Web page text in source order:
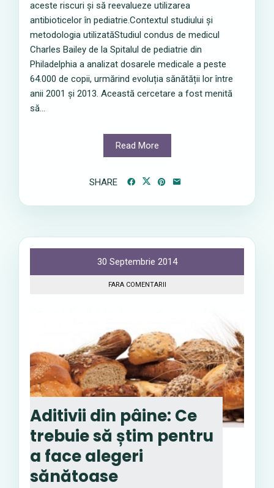
aceste riscuri și să reevalueze utilizarea
antibioticelor în pediatrie.Contextul studiului și
metodologia utilizatăStudiul condus de medicul
Charles Bailey de la Spitalul de pediatrie din
Philadelphia a analizat dosarele medicale a peste
64.000 de copii, urmărind evoluția sănătății lor între
anii 2001 și 2013. Această cercetare a fost menită
să...
Read More
SHARE
30 Septembrie 2014
FARA COMENTARII
Aditivii din pâine: Ce
trebuie să știm pentru
a face alegeri
sănătoase